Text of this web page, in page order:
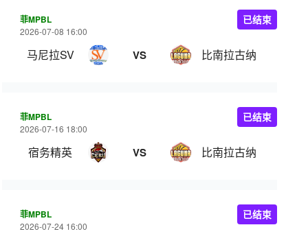
菲MPBL
2026-07-08 16:00
马尼拉SV VS 比南拉古纳
已结束
菲MPBL
2026-07-16 18:00
宿务精英 VS 比南拉古纳
已结束
菲MPBL
2026-07-24 16:00
已结束